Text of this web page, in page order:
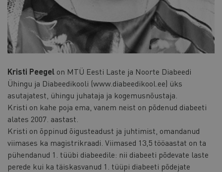
Kristi Peegel on MTÜ Eesti Laste ja Noorte Diabeedi
Ühingu ja Diabeedikooli (www.diabeedikool.ee) üks
asutajatest, ühingu juhataja ja kogemusnõustaja.
Kristi on kahe poja ema, vanem neist on põdenud diabeeti
alates 2007. aastast.
Kristi on õppinud õigusteadust ja juhtimist, omandanud
viimases ka magistrikraadi. Viimased 13,5 tööaastat on ta
pühendanud 1. tüübi diabeedile: nii diabeeti põdevate laste
perede kui ka täiskasvanud 1. tüüpi diabeeti põdejate